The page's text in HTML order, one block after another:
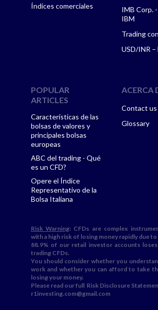
Índices comerciales
IMB Corp.
IBM
Trading
USD/INR –
POPULAR
ARTICLES
Características de las
bolsas de valores y
principales bolsas
europeas
ABC del trading - Qué
es un CFD?
Opere el Índice
Representativo de la
Bolsa Italiana
ACERCA
Contact us
Glossary
Risk Warning: CFDs are complex
with a high risk of losing money rapidly due to
88.9% of our retail investor accounts
trading CFDs.
You should consider whether you
work and whether you can afford to take
losing your money.
Please read our full Risk Disclosure
r1investing.com@gmail.com